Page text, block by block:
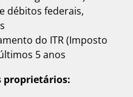
débitos federais,
do ITR (Imposto
5 anos
proprietários: